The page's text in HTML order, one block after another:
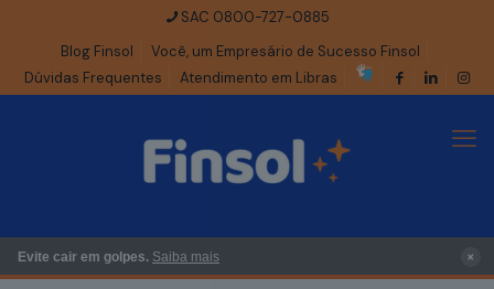
SAC 0800-727-0885
Blog Finsol
Você, um Empresário de Sucesso Finsol
Dúvidas Frequentes
Atendimento em Libras
Evite cair em golpes. Saiba mais ×